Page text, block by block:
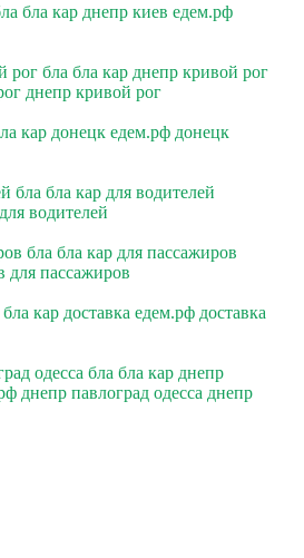
бла кар днепр киев едем.рф
рог бла бла кар днепр кривой рог
днепр кривой рог
кар донецк едем.рф донецк
бла бла кар для водителей
водителей
бла бла кар для пассажиров
для пассажиров
кар доставка едем.рф доставка
одесса бла бла кар днепр
днепр павлоград одесса днепр